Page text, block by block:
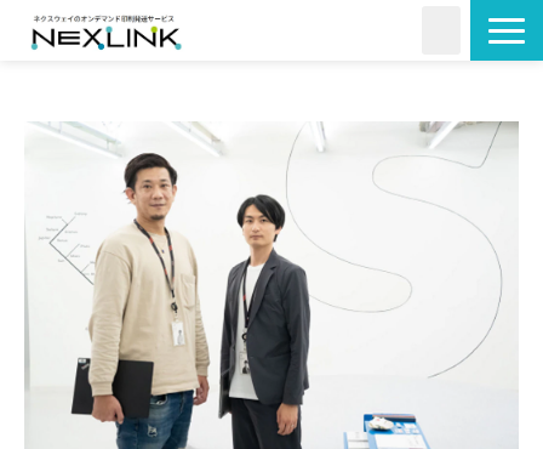
活用シーン
料金・形状
導入事例
よくあるご質問
コラム